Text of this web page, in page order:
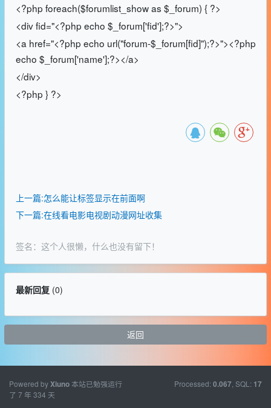
<?php foreach($forumlist_show as $_forum) { ?>
<div fid="<?php echo $_forum['fid'];?>">
<a href="<?php echo url("forum-$_forum[fid]");?>"><?php
echo $_forum['name'];?></a>
</div>
<?php } ?>
上一篇:怎么能让标签显示在前面啊
下一篇:在线看电影电视剧动漫网址收集
签名：这个人很懒，什么也没有留下！
最新回复(0)
返回
Powered byXiuno本站已勉强运行
了 7 年 334 天
Processed: 0.067 , SQL: 17